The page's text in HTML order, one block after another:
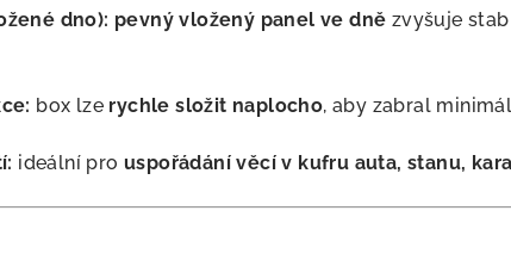
dno): pevný vložený panel ve dně zvyšuje
box lze rychle složit naplocho, aby zabral
ideální prouspořádání věcí v kufru auta, stanu,